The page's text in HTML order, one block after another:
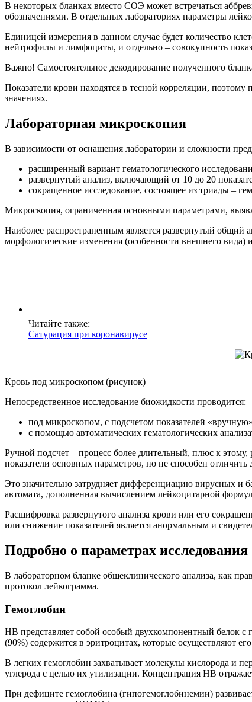
В некоторых бланках вместо СОЭ может встречаться
обозначениями. В отдельных лабораториях параметры
Единицей измерения в данном случае будет количество
нейтрофилы и лимфоциты, и отдельно – совокупность
Важно! Самостоятельное декодирование полученного
Показатели крови находятся в тесной корреляции,
значениях.
Лабораторная микроскопия
В зависимости от оснащения лаборатории и сложности
расширенный вариант гематологического
развернутый анализ, включающий от 10 до 20
сокращенное исследование, состоящее из триады –
Микроскопия, ограниченная основными параметрами,
Наиболее распространенным является развернутый
морфологические изменения (особенности внешнего вида)
Читайте также:
Сатурация при коронавирусе
Кровь под микроскопом (рисунок)
Непосредственное исследование биожидкости проводится:
под микроскопом, с подсчетом показателей
с помощью автоматических гематологических
Ручной подсчет – процесс более длительный, плюс к этому,
показатели основных параметров, но не способен
Это значительно затрудняет дифференциацию вирусных и
автомата, дополненная вычислением лейкоцитарной
Расшифровка развернутого анализа крови или его
или снижение показателей является анормальным и
Подробно о параметрах
В лабораторном бланке общеклинического анализа, как
протокол лейкограмма.
Гемоглобин
НВ представляет собой особый двухкомпонентный белок
(90%) содержится в эритроцитах, которые осуществляют
В легких гемоглобин захватывает молекулы кислорода и
углерода с целью их утилизации. Концентрация НВ
При дефиците гемоглобина (гипогемоглобинемии)